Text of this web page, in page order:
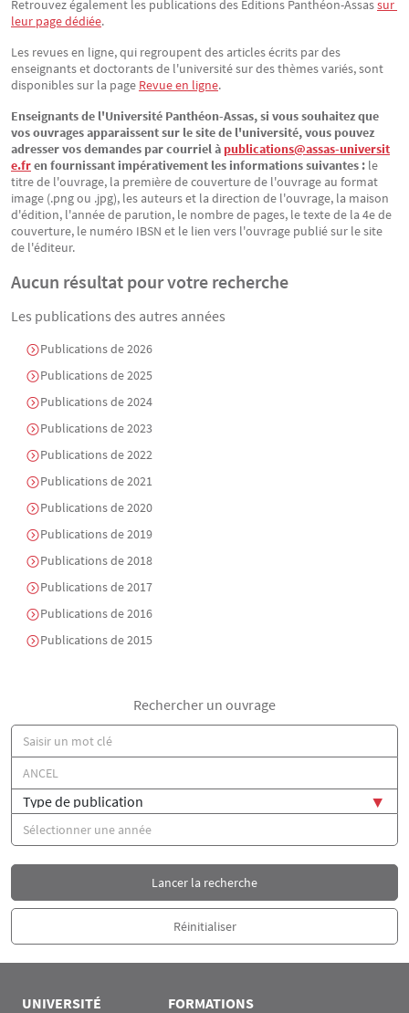
Retrouvez également les publications des Éditions Panthéon-Assassur
leur page dédiée.
Les revues en ligne, qui regroupent des articles écrits par des
enseignants et doctorants de l'université sur des thèmes variés, sont
disponibles sur la page Revue en ligne.
Enseignants de l'Université Panthéon-Assas, si vous souhaitez que
vos ouvrages apparaissent sur le site de l'université, vous pouvez
adresser vos demandes par courriel à publications@assas-universit
e.fren fournissant impérativement les informations suivantes : le
titre de l'ouvrage, la première de couverture de l'ouvrage au format
image (.png ou .jpg), les auteurs et la direction de l'ouvrage, la maison
d'édition, l'année de parution, le nombre de pages, le texte de la 4e de
couverture, le numéro IBSN et le lien vers l'ouvrage publié sur le site
de l'éditeur.
Aucun résultat pour votre recherche
Les publications des autres années
Publications de 2026
Publications de 2025
Publications de 2024
Publications de 2023
Publications de 2022
Publications de 2021
Publications de 2020
Publications de 2019
Publications de 2018
Publications de 2017
Publications de 2016
Publications de 2015
Rechercher un ouvrage
UNIVERSITÉ FORMATIONS